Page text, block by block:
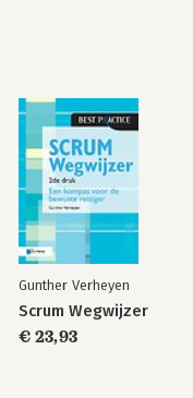
Gunther Verheyen
Scrum Wegwijzer
€ 23,93